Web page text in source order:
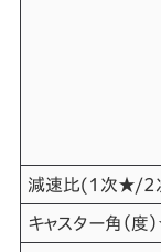
減速比(1次★/2
キャスター角（度